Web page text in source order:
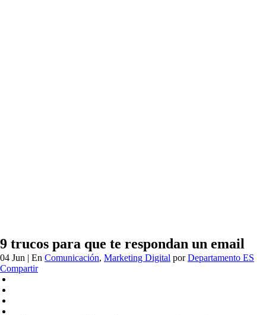
9 trucos para que te respondan un email
04 Jun | En Comunicación, Marketing Digital porDepartamento ES
Compartir